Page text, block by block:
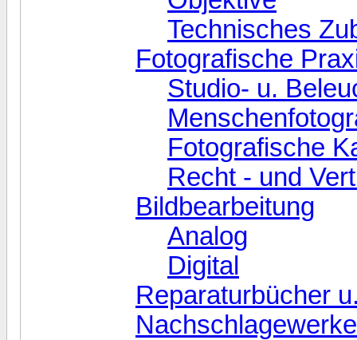
Technisches
Fotografische
Studio- u.
Fotografische
Recht - und
Bildbearbeitung
Analog
Digital
Reparaturbücher
Nachschlagewerke